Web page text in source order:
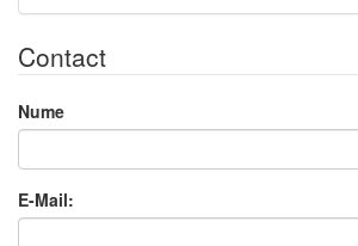
Contact
Nume
E-Mail: